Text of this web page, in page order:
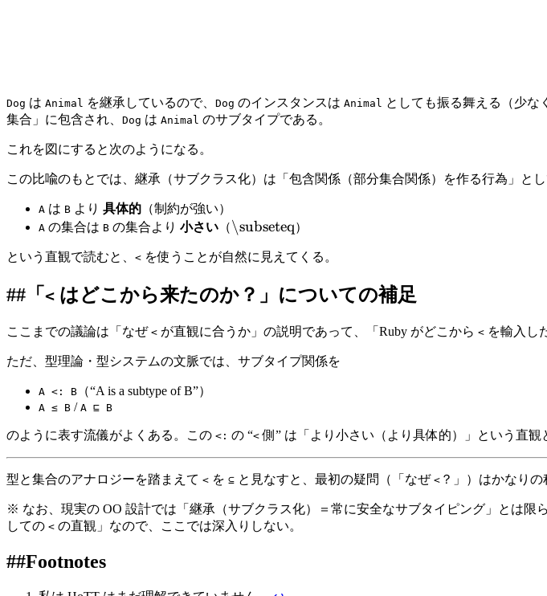
Dog は Animal を継承しているので、 Dog のインスタンスは Animal としても振る舞える（少な
集合」に包含され、 Dog は Animal のサブタイプである。
これを図にすると次のようになる。
この比喩のもとでは、継承（サブクラス化）は「包含関係（部分集合関係）を作る行為」と
A は B より 具体的 （制約が強い）
A の集合は B の集合より 小さい （\subseteq）
という直観で読むと、 < を使うことが自然に見えてくる。
## 「 < はどこから来たのか？」についての補足
ここまでの議論は「なぜ < が直観に合うか」の説明であって、「Ruby がどこから < を輸入し
ただ、型理論・型システムの文脈では、サブタイプ関係を
A <: B （“A is a subtype of B”）
A ≤ B / A ⊑ B
のように表す流儀がよくある。この <: の “< 側” は「より小さい（より具体的）」という直観
型と集合のアナロジーを踏まえて < を ⊆ と見なすと、最初の疑問（「なぜ < ？」）はかなりの
※ なお、現実の OO 設計では「継承（サブクラス化）＝常に安全なサブタイピング」とは
しての < の直観」なので、ここでは深入りしない。
##Footnotes